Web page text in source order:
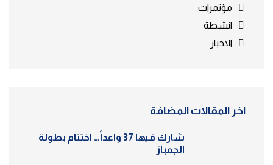
مؤتمرات
انشطة
الاخبار
اخر المقالات المضافة
شارك فيها 37 واعداً… اختتام بطولة
الجمباز